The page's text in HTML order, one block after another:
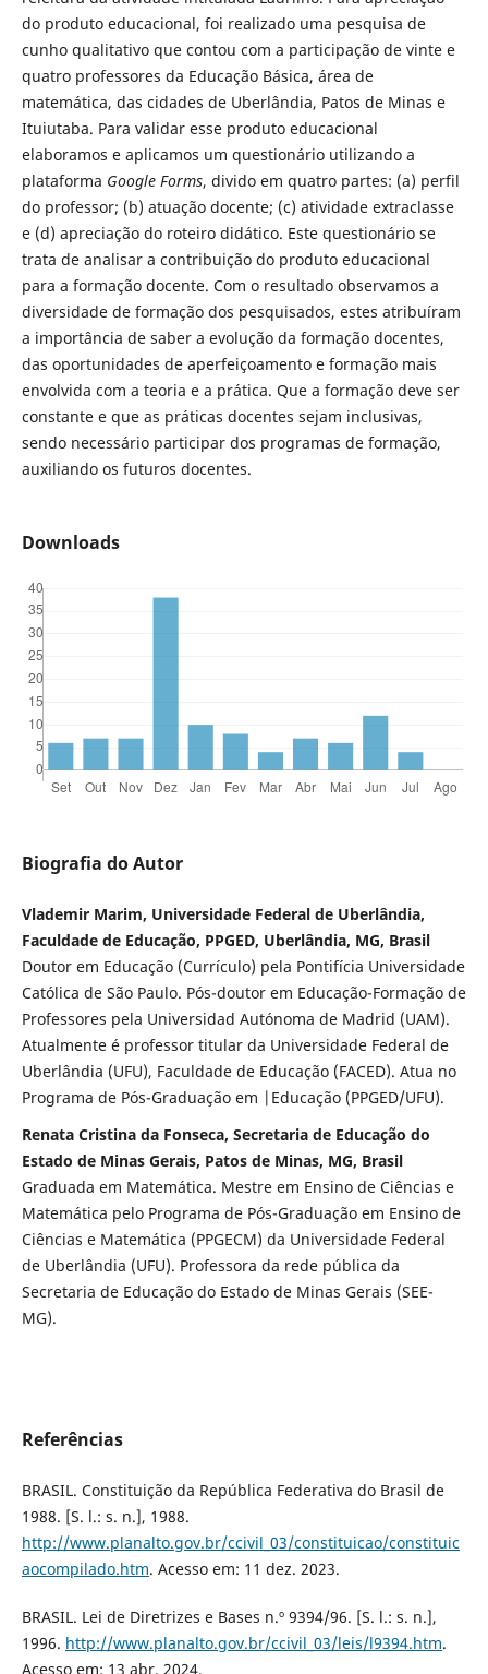
do produto educacional, foi realizado uma pesquisa de
cunho qualitativo que contou com a participação de vinte e
quatro professores da Educação Básica, área de
matemática, das cidades de Uberlândia, Patos de Minas e
Ituiutaba. Para validar esse produto educacional
elaboramos e aplicamos um questionário utilizando a
plataforma Google Forms, divido em quatro partes: (a) perfil
do professor; (b) atuação docente; (c) atividade extraclasse
e (d) apreciação do roteiro didático. Este questionário se
trata de analisar a contribuição do produto educacional
para a formação docente. Com o resultado observamos a
diversidade de formação dos pesquisados, estes atribuíram
a importância de saber a evolução da formação docentes,
das oportunidades de aperfeiçoamento e formação mais
envolvida com a teoria e a prática. Que a formação deve ser
constante e que as práticas docentes sejam inclusivas,
sendo necessário participar dos programas de formação,
auxiliando os futuros docentes.
Downloads
Biografia do Autor
Vlademir Marim, Universidade Federal de Uberlândia,
Faculdade de Educação, PPGED, Uberlândia, MG, Brasil
Doutor em Educação (Currículo) pela Pontifícia Universidade
Católica de São Paulo. Pós-doutor em Educação-Formação de
Professores pela Universidad Autónoma de Madrid (UAM).
Atualmente é professor titular da Universidade Federal de
Uberlândia (UFU), Faculdade de Educação (FACED). Atua no
Programa de Pós-Graduação em |Educação (PPGED/UFU).
Renata Cristina da Fonseca, Secretaria de Educação do
Estado de Minas Gerais, Patos de Minas, MG, Brasil
Graduada em Matemática. Mestre em Ensino de Ciências e
Matemática pelo Programa de Pós-Graduação em Ensino de
Ciências e Matemática (PPGECM) da Universidade Federal
de Uberlândia (UFU). Professora da rede pública da
Secretaria de Educação do Estado de Minas Gerais (SEE-
MG).
Referências
BRASIL. Constituição da República Federativa do Brasil de
1988. [S. l.: s. n.], 1988.
http://www.planalto.gov.br/ccivil_03/constituicao/constituic
aocompilado.htm. Acesso em: 11 dez. 2023.
BRASIL. Lei de Diretrizes e Bases n.º 9394/96. [S. l.: s. n.],
1996. http://www.planalto.gov.br/ccivil_03/leis/l9394.htm.
Acesso em: 13 abr. 2024.